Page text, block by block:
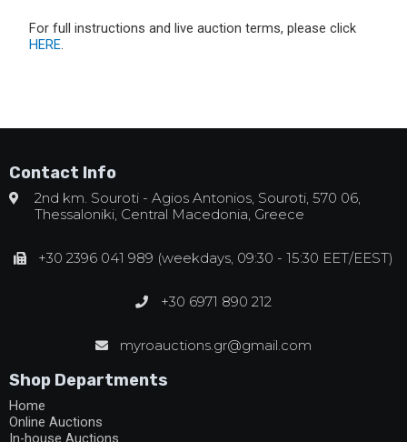
For full instructions and live auction terms, please click
HERE.
Contact Info
2nd km. Souroti - Agios Antonios, Souroti, 570 06,
Thessaloniki, Central Macedonia, Greece
+30 2396 041 989 (weekdays, 09:30 - 15:30 EET/EEST)
+30 6971 890 212
myroauctions.gr@gmail.com
Shop Departments
Home
Online Auctions
In-house Auctions